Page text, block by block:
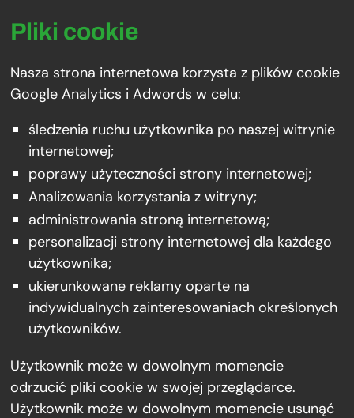
Pliki cookie
Nasza strona internetowa korzysta z plików cookie
Google Analytics i Adwords w celu:
śledzenia ruchu użytkownika po naszej witrynie
internetowej;
poprawy użyteczności strony internetowej;
Analizowania korzystania z witryny;
administrowania stroną internetową;
personalizacji strony internetowej dla każdego
użytkownika;
ukierunkowane reklamy oparte na
indywidualnych zainteresowaniach określonych
użytkowników.
Użytkownik może w dowolnym momencie
odrzucić pliki cookie w swojej przeglądarce.
Użytkownik może w dowolnym momencie usunąć